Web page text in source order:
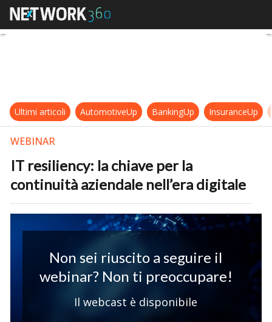
IT resiliency: la chiave per la
Ultimi articoli AutomotiveUp BankingUp InsuranceUp
WEBINAR
IT resiliency: la chiave per la
continuità aziendale nell’era digitale
Non sei riuscito a seguire il
webinar? Non ti preoccupare!
Il webcast è disponibile